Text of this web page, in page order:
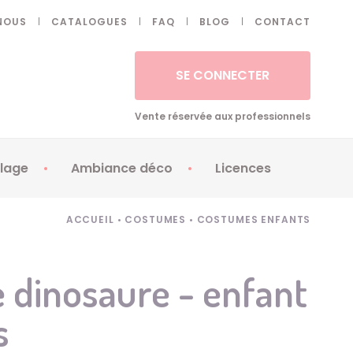
CATALOGUES FAQ BLOG CONTACT
SE CONNECTER
Vente réservée aux professionnels
Ambiance déco
Ballons
Licences
Demon Slayer
ACCUEIL • COSTUMES • COSTUMES ENFANTS
dinosaure - enfant